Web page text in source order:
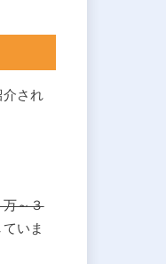
され
万～３
いま